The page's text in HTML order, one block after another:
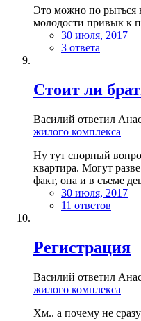
Это можно по рыться
молодости привык к
30 июля, 2017
3 ответа
Стоит ли
Василий ответил
жилого комплекса
Ну тут спорный
квартира. Могут
факт, она и в съеме
30 июля, 2017
11 ответов
Регистрация
Василий ответил
жилого комплекса
Хм.. а почему не